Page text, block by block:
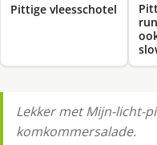
Pittige vleesschotel
Lekker met Mĳn-licht-
komkommersalade.